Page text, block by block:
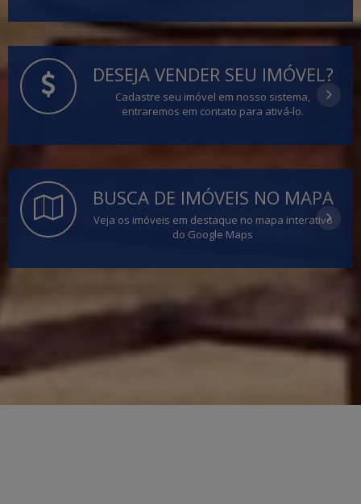
DESEJA VENDER SEU IMÓVEL?
Cadastre seu imóvel em nosso sistema,
entraremos em contato para ativá-lo.
BUSCA DE IMÓVEIS NO MAPA
Veja os imóveis em destaque no mapa interativo
do Google Maps